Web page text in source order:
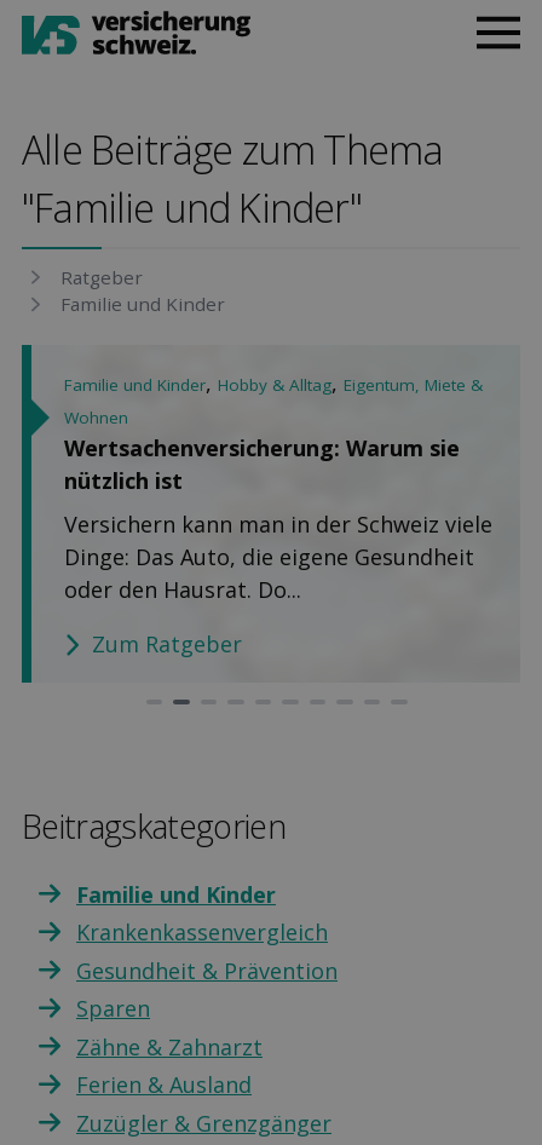
Alle Beiträge zum Thema
"Familie und Kinder"
Rat­geber
Familie und Kinder
Familie und Kinder, Hobby & Alltag, Eigentum, Miete &
Wohnen
Wertsachen­versicherung: Warum sie
nützlich ist
Versichern kann man in der Schweiz viele
Dinge: Das Auto, die eigene Gesundheit
oder den Hausrat. Do...
Zum Ratgeber
Beitragskategorien
Familie und Kinder
Krankenkassenvergleich
Gesundheit & Prävention
Sparen
Zähne & Zahnarzt
Ferien & Ausland
Zuzügler & Grenzgänger